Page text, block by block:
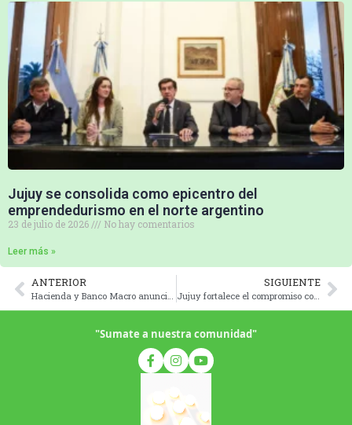
Jujuy se consolida como epicentro del
emprendedurismo en el norte argentino
23 de julio de 2026 No hay comentarios
Leer más »
ANTERIOR
Hacienda y Banco Macro anuncian la instalación de un nuevo cajero automático en Río Blanco
SIGUIENTE
Jujuy fortalece el compromiso con el cuidado del agua en una jornada interinstitucional
"Sumate a nuestra comunidad"